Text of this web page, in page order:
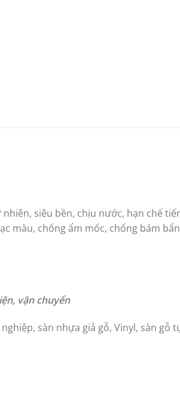
siêu bền, chịu nước, hạn chế
màu, chống ẩm mốc, chống bám
vận chuyển
sàn nhựa giả gỗ, Vinyl, sàn